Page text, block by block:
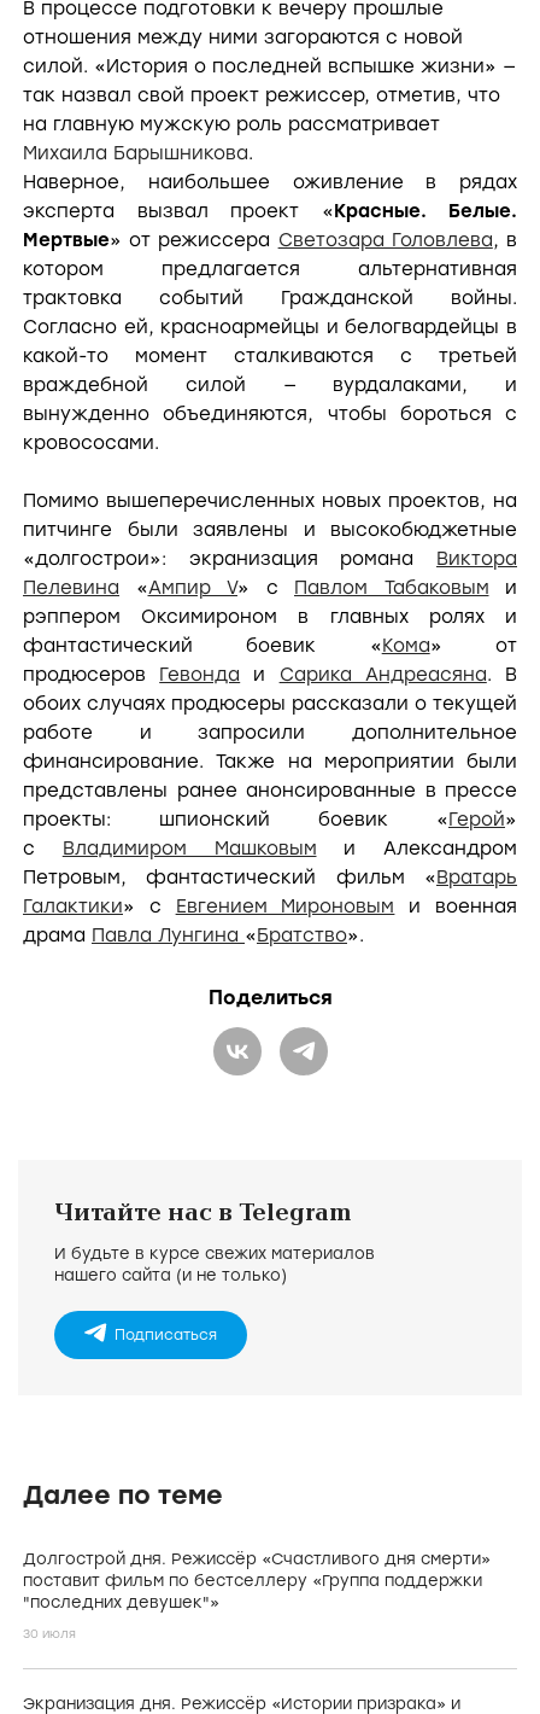
В процессе подготовки к вечеру прошлые
отношения между ними загораются с новой
силой. «История о последней вспышке жизни» —
так назвал свой проект режиссер, отметив, что
на главную мужскую роль рассматривает
Михаила Барышникова.
Наверное, наибольшее оживление в рядах
эксперта вызвал проект «Красные. Белые.
Мертвые» от режиссера Светозара Головлева, в
котором предлагается альтернативная
трактовка событий Гражданской войны.
Согласно ей, красноармейцы и белогвардейцы в
какой-то момент сталкиваются с третьей
враждебной силой — вурдалаками, и
вынужденно объединяются, чтобы бороться с
кровососами.
Помимо вышеперечисленных новых проектов, на
питчинге были заявлены и высокобюджетные
«долгострои»: экранизация романа Виктора
Пелевина «Ампир V» с Павлом Табаковым и
рэппером Оксимироном в главных ролях и
фантастический боевик «Кома» от
продюсеров Гевонда и Сарика Андреасяна. В
обоих случаях продюсеры рассказали о текущей
работе и запросили дополнительное
финансирование. Также на мероприятии были
представлены ранее анонсированные в прессе
проекты: шпионский боевик «Герой»
с Владимиром Машковым и Александром
Петровым, фантастический фильм «Вратарь
Галактики» с Евгением Мироновым и военная
драма Павла Лунгина «Братство».
Поделиться
Читайте нас в Telegram
И будьте в курсе свежих материалов
нашего сайта (и не только)
Подписаться
Далее по теме
Долгострой дня. Режиссёр «Счастливого дня смерти»
поставит фильм по бестселлеру «Группа поддержки
"последних девушек"»
30 июля
Экранизация дня. Режиссёр «Истории призрака» и